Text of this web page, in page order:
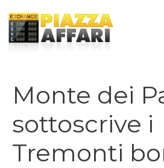
contenuto
Monte dei
sottoscrive i
Tremonti